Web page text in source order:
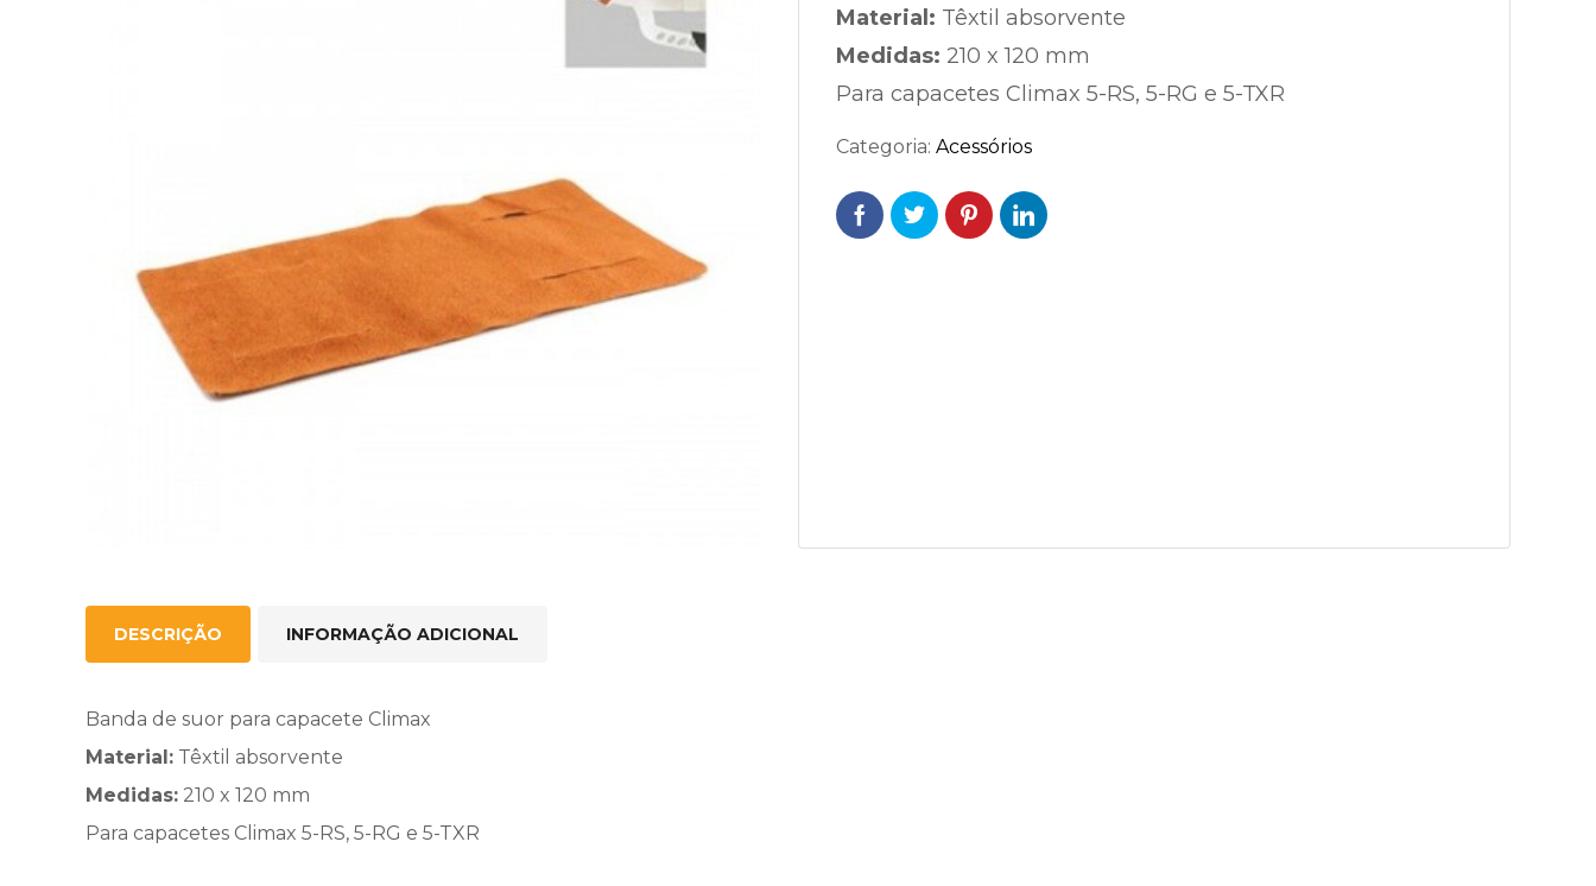
Material: Têxtil absorvente
Medidas: 210 x 120 mm
Para capacetes Climax 5-RS, 5-RG e 5-TXR
Categoria: Acessórios
DESCRIÇÃO INFORMAÇÃO ADICIONAL
Banda de suor para capacete Climax
Material: Têxtil absorvente
Medidas: 210 x 120 mm
Para capacetes Climax 5-RS, 5-RG e 5-TXR